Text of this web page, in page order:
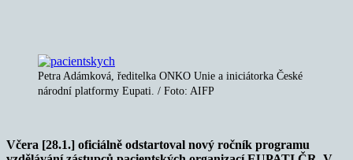
Petra Adámková, ředitelka ONKO Unie a iniciátorka České
národní platformy Eupati. / Foto: AIFP
Včera [28.1.] oficiálně odstartoval nový ročník programu